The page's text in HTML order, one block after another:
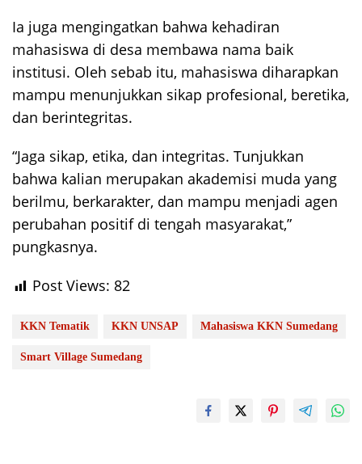
Ia juga mengingatkan bahwa kehadiran
mahasiswa di desa membawa nama baik
institusi. Oleh sebab itu, mahasiswa diharapkan
mampu menunjukkan sikap profesional, beretika,
dan berintegritas.
“Jaga sikap, etika, dan integritas. Tunjukkan
bahwa kalian merupakan akademisi muda yang
berilmu, berkarakter, dan mampu menjadi agen
perubahan positif di tengah masyarakat,”
pungkasnya.
Post Views: 82
KKN Tematik KKN UNSAP Mahasiswa KKN Sumedang
Smart Village Sumedang